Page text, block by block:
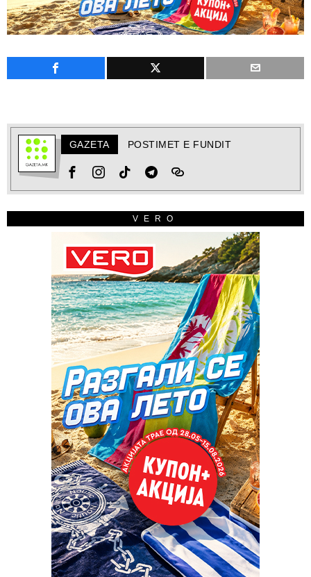
GAZETA POSTIMET E FUNDIT
VERO